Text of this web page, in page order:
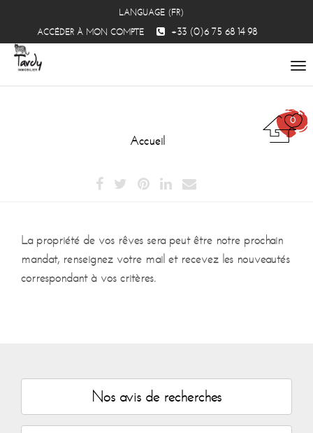
0
LANGUAGE (FR)
ACCÉDER À MON COMPTE
+33 (0)6 75 68 14 98
Accueil
La propriété de vos rêves sera peut être notre prochain
mandat, renseignez votre mail et recevez les nouveautés
correspondant à vos critères.
Nos avis de recherches